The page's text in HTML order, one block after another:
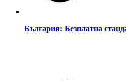
България: Безплатна